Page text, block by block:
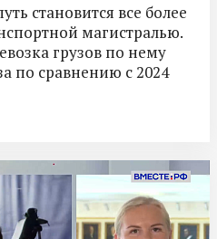
становится все более
магистралью.
грузов по нему
по сравнению с 2024